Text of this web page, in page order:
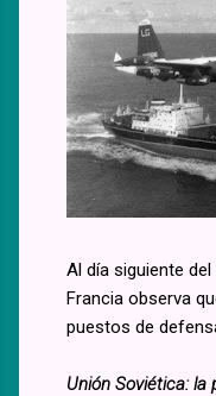
Al día siguiente
Francia observa
puestos de
Unión Soviética: la